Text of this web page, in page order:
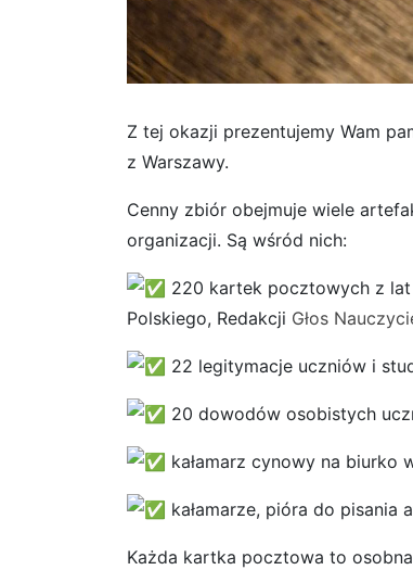
Z tej okazji prezentujemy Wam
z Warszawy.
Cenny zbiór obejmuje wiele
organizacji. Są wśród nich:
220 kartek pocztowych z lat
Polskiego, Redakcji Głos
22 legitymacje uczniów i
20 dowodów osobistych
kałamarz cynowy na biurko
kałamarze, pióra do pisania
Każda kartka pocztowa to